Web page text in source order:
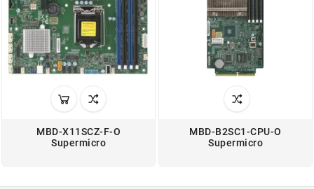
MBD-X11SCZ-F-O
Supermicro
MBD-B2SC1-CPU-O
Supermicro